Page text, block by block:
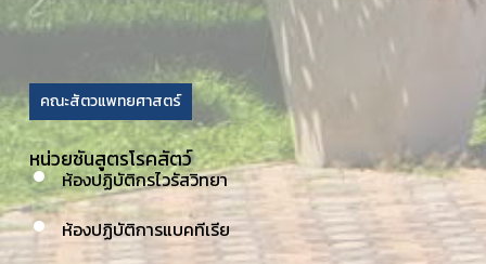
คณะสัตวแพทยศาสตร์
หน่วยชันสูตรโรคสัตว์
ห้องปฏิบัติกรไวรัสวิทยา
ห้องปฏิบัติการแบคทีเรีย